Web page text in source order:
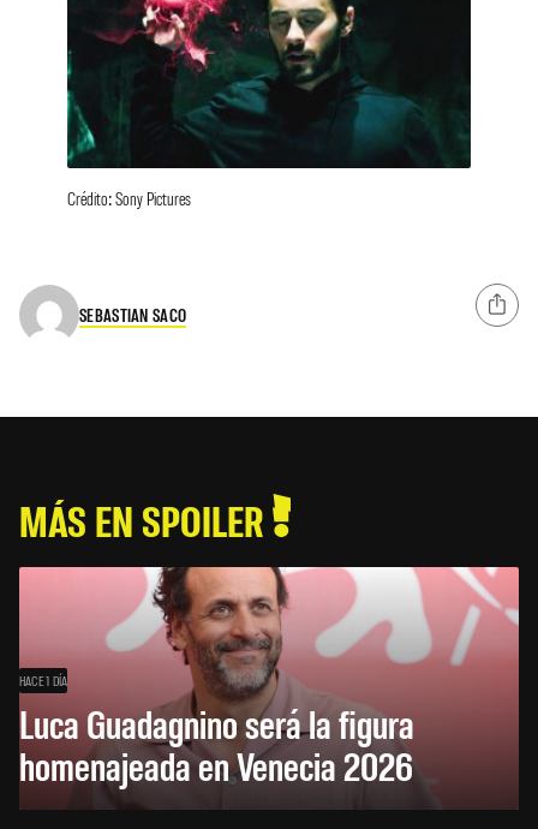
Crédito: Sony Pictures
SEBASTIAN SACO
MÁS EN SPOILER
HACE 1 DÍA
Luca Guadagnino será la figura
homenajeada en Venecia 2026